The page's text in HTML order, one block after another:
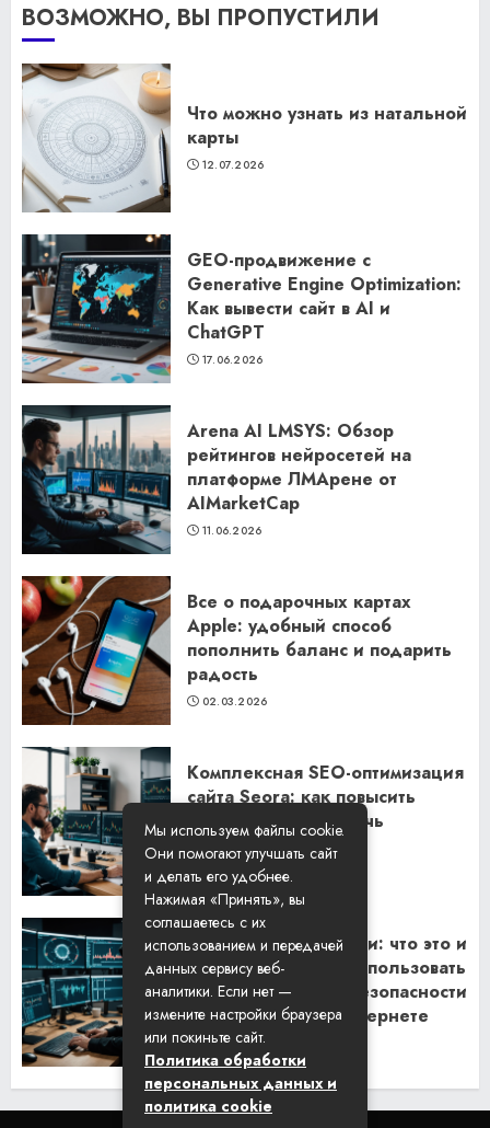
ВОЗМОЖНО, ВЫ ПРОПУСТИЛИ
Что можно узнать из натальной
карты
12.07.2026
GEO-продвижение с
Generative Engine Optimization:
Как вывести сайт в AI и
ChatGPT
17.06.2026
Arena AI LMSYS: Обзор
рейтингов нейросетей на
платформе ЛМАрене от
AIMarketCap
11.06.2026
Все о подарочных картах
Apple: удобный способ
пополнить баланс и подарить
радость
02.03.2026
Комплексная SEO-оптимизация
сайта Seora: как повысить
видимость и привлечь
клиентов
06.02.2026
Резидентские прокси: что это и
как их правильно использовать
для обеспечения безопасности
и анонимности в интернете
29.01.2026
Мы используем файлы cookie.
Они помогают улучшать сайт
и делать его удобнее.
Нажимая «Принять», вы
соглашаетесь с их
использованием и передачей
данных сервису веб-
аналитики. Если нет —
измените настройки браузера
или покиньте сайт.
Политика обработки
персональных данных и
политика cookie